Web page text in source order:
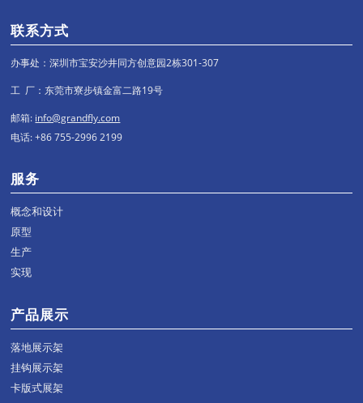
联系方式
办事处：深圳市宝安沙井同方创意园2栋301-307
工 厂：东莞市寮步镇金富二路19号
邮箱: info@grandfly.com
电话: +86 755-2996 2199
服务
概念和设计
原型
生产
实现
产品展示
落地展示架
挂钩展示架
卡版式展架